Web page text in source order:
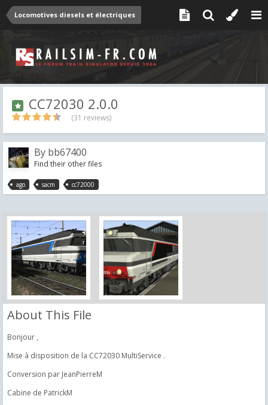
Locomotives diesels et électriques
CC72030 2.0.0
(31 reviews)
By bb67400
Find their other files
ago sacm cc72000
About This File
Bonjour ,
Mise à disposition de la CC72030 MultiService .
Conversion par JeanPierreM
Cabine de PatrickM